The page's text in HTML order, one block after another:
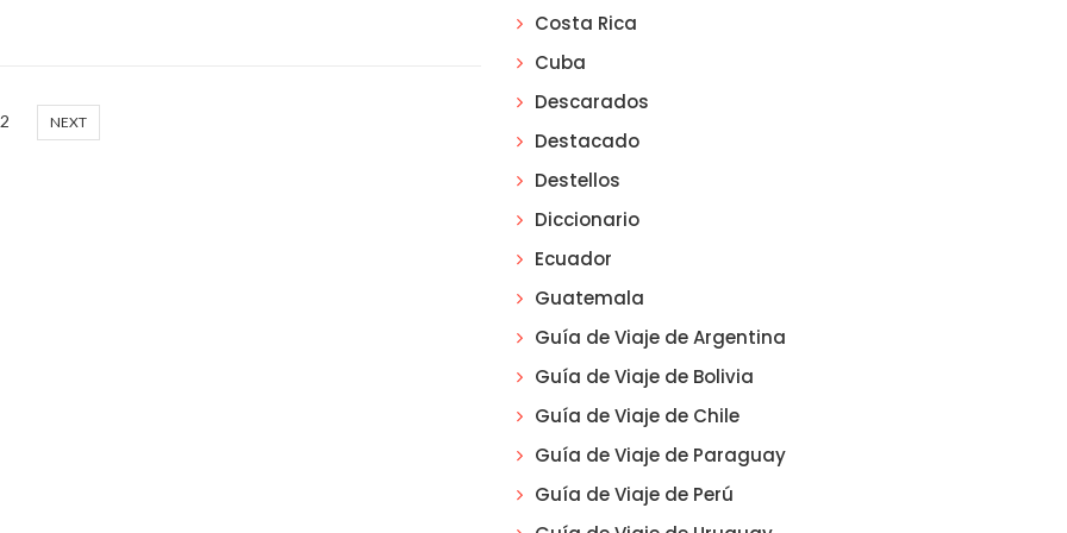
2 NEXT
Costa Rica
Cuba
Descarados
Destacado
Destellos
Diccionario
Ecuador
Guatemala
Guía de Viaje de Argentina
Guía de Viaje de Bolivia
Guía de Viaje de Chile
Guía de Viaje de Paraguay
Guía de Viaje de Perú